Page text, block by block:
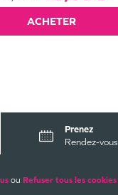
ou Refuser tous les cookies
ACHETER
Prenez
Rendez-vous